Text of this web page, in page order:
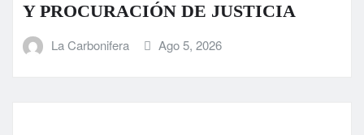
Y PROCURACIÓN DE JUSTICIA
La Carbonifera Ago 5, 2026